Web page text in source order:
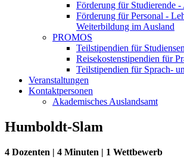
Förderung für Studierende
Förderung für Personal -
Weiterbildung im Ausland
PROMOS
Teilstipendien für
Reisekostenstipendien für
Teilstipendien für Sprach-
Veranstaltungen
Kontaktpersonen
Akademisches Auslandsamt
Humboldt-Slam
4 Dozenten | 4 Minuten | 1 Wettbewerb